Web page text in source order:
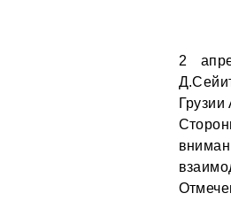
2